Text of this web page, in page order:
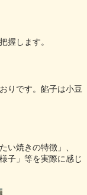
握します。
りです。餡子は小豆
い焼きの特徴」、
子」等を実際に感じ